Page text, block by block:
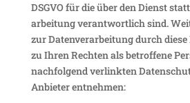
DSGVO für die über den Dienst
ar­bei­tung verant­wort­lich sind.
zur Daten­ver­ar­bei­tung durch
zu Ihren Rechten als betrof­fene
nach­fol­gend verlinkten
Anbieter entnehmen: